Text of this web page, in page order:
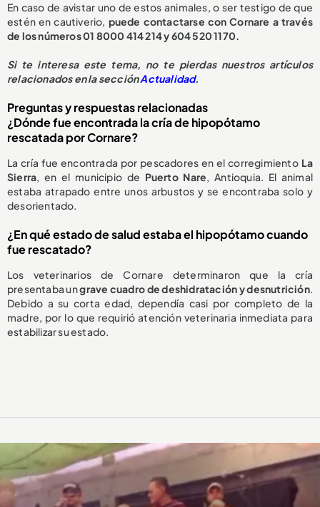
En caso de avistar uno de estos animales, o ser testigo de que
estén en cautiverio, puede contactarse con Cornare a través
de los números 01 8000 414 214 y 604 520 1170.
Si te interesa este tema, no te pierdas nuestros artículos
relacionados en la secciónActualidad.
Preguntas y respuestas relacionadas
¿Dónde fue encontrada la cría de hipopótamo
rescatada por Cornare?
La cría fue encontrada por pescadores en el corregimiento La
Sierra, en el municipio de Puerto Nare, Antioquia. El animal
estaba atrapado entre unos arbustos y se encontraba solo y
desorientado.
¿En qué estado de salud estaba el hipopótamo cuando
fue rescatado?
Los veterinarios de Cornare determinaron que la cría
presentaba ungrave cuadro de deshidratación y desnutrición.
Debido a su corta edad, dependía casi por completo de la
madre, por lo que requirió atención veterinaria inmediata para
estabilizar su estado.